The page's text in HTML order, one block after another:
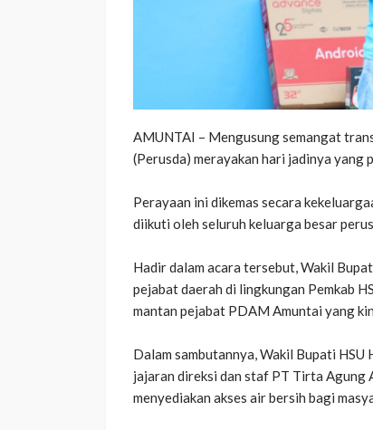
AMUNTAI – Mengusung semangat
(Perusda) merayakan hari jadinya
Perayaan ini dikemas secara
diikuti oleh seluruh keluarga besar
‎​Hadir dalam acara tersebut, Wakil
pejabat daerah di lingkungan Pemkab
mantan pejabat PDAM Amuntai yang
‎​Dalam sambutannya, Wakil Bupati
jajaran direksi dan staf PT Tirta Agung
menyediakan akses air bersih bagi